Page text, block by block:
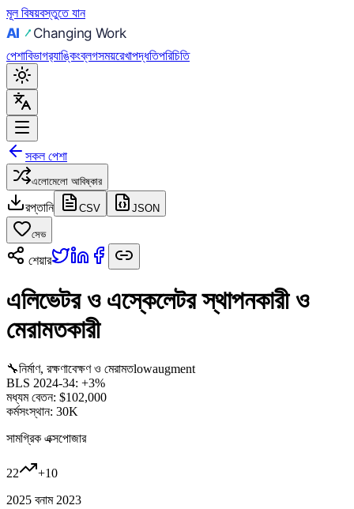
মূল বিষয়বস্তুতে যান
পেশাবিভাগর‍্যাঙ্কিংব্লগসময়রেখাপদ্ধতিপরিচিতি
সকল পেশা
এলোমেলো আবিষ্কার
রপ্তানি CSV JSON
সেভ
শেয়ার
এলিভেটর ও এস্কেলেটর স্থাপনকারী ও
মেরামতকারী
🔧নির্মাণ, রক্ষণাবেক্ষণ ও মেরামতlowaugment
BLS 2024-34: +3%
মধ্যম বেতন: $102,000
কর্মসংস্থান: 30K
সামগ্রিক এক্সপোজার
22 +10
2025 বনাম 2023